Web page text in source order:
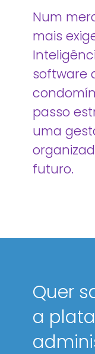
Num
mais
software
passo
uma
futuro.
Quer
a